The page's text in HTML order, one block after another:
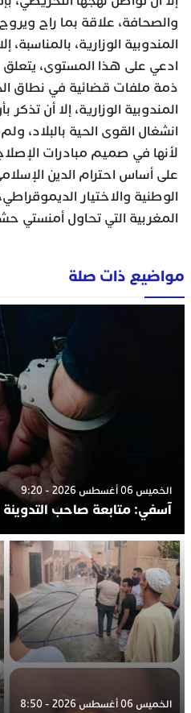
والصحافة، علاقة بما راج
المندوبية الوزارية،
ادعي على هذا المستوى،
ذمة ملفات قضائية في نطاق
المندوبية الوزارية، إلا أن
انشغال القوى الحية بالبلاد،
لأنها في صميم مبادرات
على أساس احترام الدين
الوطنية والاختيار
المغربية التي تحاول أمنستي
مواضيع ذات صلة
الخميس 06 أغسطس 2026 - 9:20
آسفي: متابعة صاحب
الخميس 06 أغسطس 2026 - 8:50